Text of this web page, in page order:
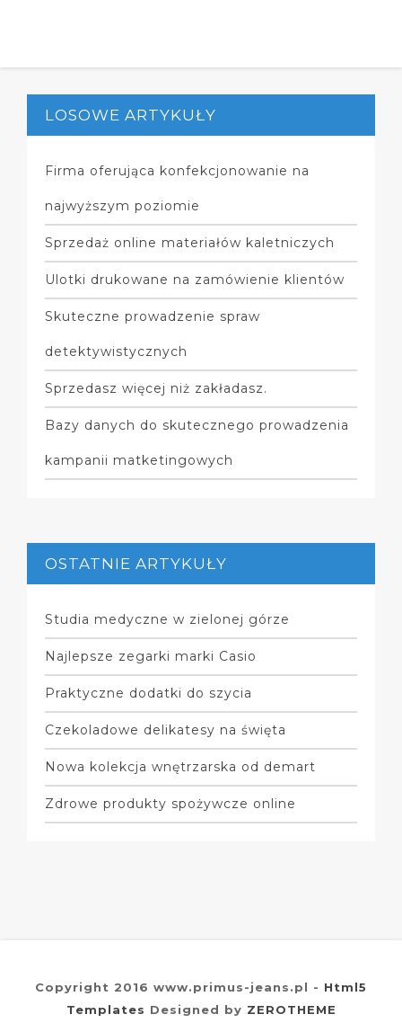
LOSOWE ARTYKUŁY
Firma oferująca konfekcjonowanie na
najwyższym poziomie
Sprzedaż online materiałów kaletniczych
Ulotki drukowane na zamówienie klientów
Skuteczne prowadzenie spraw
detektywistycznych
Sprzedasz więcej niż zakładasz.
Bazy danych do skutecznego prowadzenia
kampanii matketingowych
OSTATNIE ARTYKUŁY
Studia medyczne w zielonej górze
Najlepsze zegarki marki Casio
Praktyczne dodatki do szycia
Czekoladowe delikatesy na święta
Nowa kolekcja wnętrzarska od demart
Zdrowe produkty spożywcze online
Copyright 2016 www.primus-jeans.pl - Html5
Templates Designed by ZEROTHEME